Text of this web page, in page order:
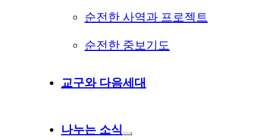
순전한 사역과 프로젝트
순전한 중보기도
교구와 다음세대
나누는 소식